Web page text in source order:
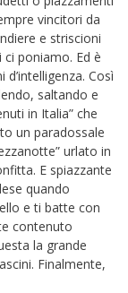
vincitori da
e striscioni
poniamo. Ed è
Così
saltando e
in Italia” che
un paradossale
urlato in
E spiazzante
quando
e ti batte con
contenuto
la grande
Finalmente,